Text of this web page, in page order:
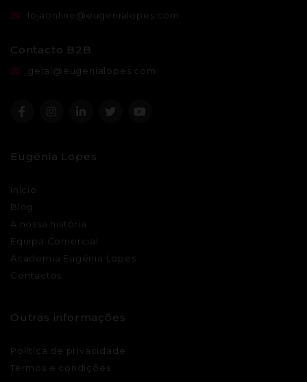
lojaonline@eugenialopes.com
Contacto B2B
geral@eugenialopes.com
Eugénia Lopes
Início
Blog
A nossa história
Equipa Comercial
Academia Eugénia Lopes
Contactos
Outras informações
Política de privacidade
Termos e condições